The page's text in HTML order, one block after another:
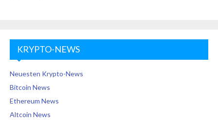
KRYPTO-NEWS
Neuesten Krypto-News
Bitcoin News
Ethereum News
Altcoin News